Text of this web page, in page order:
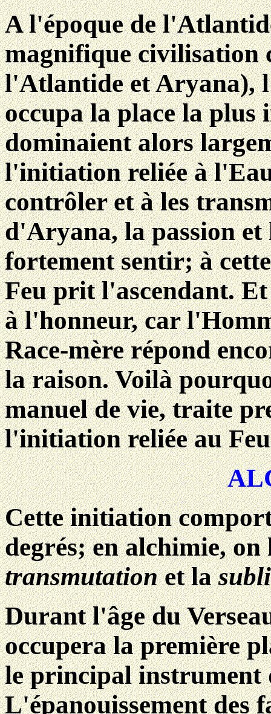
A l'époque de
magnifique civilisation
l'Atlantide et Aryana),
occupa la place la plus
dominaient alors
l'initiation reliée à
contrôler et à les
d'Aryana, la passion et
fortement sentir; à
Feu prit l'ascendant.
à l'honneur, car
Race-mère répond
la raison. Voilà
manuel de vie, traite
l'initiation reliée au
Cette initiation
degrés; en alchimie,
transmutationet la
Durant l'âge du
occupera la première
le principal instrument
L'épanouissement des